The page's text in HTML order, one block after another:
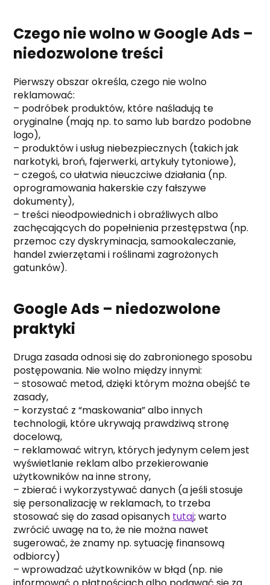
Czego nie wolno w Google Ads –
niedozwolone treści
Pierwszy obszar określa, czego nie wolno
reklamować:
– podróbek produktów, które naśladują te
oryginalne (mają np. to samo lub bardzo podobne
logo),
– produktów i usług niebezpiecznych (takich jak
narkotyki, broń, fajerwerki, artykuły tytoniowe),
– czegoś, co ułatwia nieuczciwe działania (np.
oprogramowania hakerskie czy fałszywe
dokumenty),
– treści nieodpowiednich i obraźliwych albo
zachęcających do popełnienia przestępstwa (np.
przemoc czy dyskryminacja, samookaleczanie,
handel zwierzętami i roślinami zagrożonych
gatunków).
Google Ads – niedozwolone
praktyki
Druga zasada odnosi się do zabronionego sposobu
postępowania. Nie wolno między innymi:
– stosować metod, dzięki którym można obejść te
zasady,
– korzystać z “maskowania” albo innych
technologii, które ukrywają prawdziwą stronę
docelową,
– reklamować witryn, których jedynym celem jest
wyświetlanie reklam albo przekierowanie
użytkowników na inne strony,
– zbierać i wykorzystywać danych (a jeśli stosuje
się personalizację w reklamach, to trzeba
stosować się do zasad opisanych tutaj; warto
zwrócić uwagę na to, że nie można nawet
sugerować, że znamy np. sytuację finansową
odbiorcy)
– wprowadzać użytkowników w błąd (np. nie